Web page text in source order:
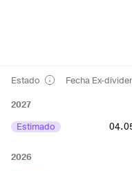
Estado Fecha Ex-
2027
Estimado
2026